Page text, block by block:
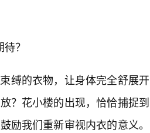
？
缚的衣物，让身体完全舒展开
？花小楼的出现，恰恰捕捉到
励我们重新审视内衣的意义。